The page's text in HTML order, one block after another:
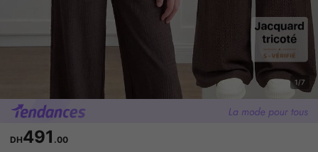
1/7
DH491 .00